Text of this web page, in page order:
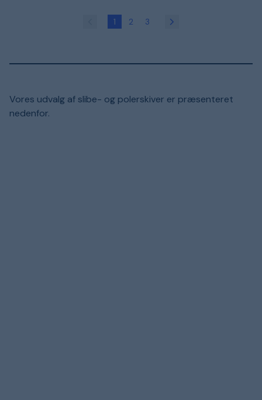
1 2 3
Vores udvalg af slibe- og polerskiver er præsenteret
nedenfor.